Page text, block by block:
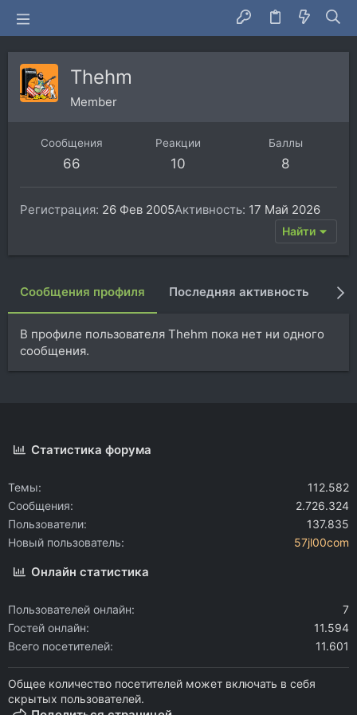
Thehm
Member
Сообщения
66
Реакции
10
Баллы
8
Регистрация 26 Фев 2005Активность 17 Май 2026
Найти
Сообщения профиля Последняя активность
В профиле пользователя Thehm пока нет ни одного
сообщения.
Статистика форума
Темы
112.582
Сообщения
2.726.324
Пользователи
137.835
Новый пользователь
57jl00com
Онлайн статистика
Пользователей онлайн
7
Гостей онлайн
11.594
Всего посетителей
11.601
Общее количество посетителей может включать в себя
скрытых пользователей.